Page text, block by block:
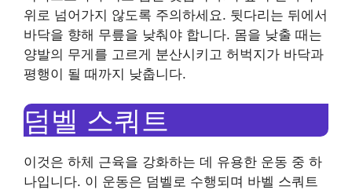
위로 넘어가지 않도록 주의하세요. 뒷다리는 뒤에서
바닥을 향해 무릎을 낮춰야 합니다. 몸을 낮출 때는
양발의 무게를 고르게 분산시키고 허벅지가 바닥과
평행이 될 때까지 낮춥니다.
덤벨 스쿼트
이것은 하체 근육을 강화하는 데 유용한 운동 중 하
나입니다. 이 운동은 덤벨로 수행되며 바벨 스쿼트